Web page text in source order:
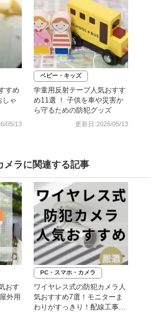
すめ
しゃ
05/13
ベビー・キッズ
学童用反射テープ人気おすす
め11選 ！ 子供を車や災害か
ら守るための防犯グッズ
更新日:2026/05/13
メラに関連する記事
おす
外用
PC・スマホ・カメラ
ワイヤレス式の防犯カメラ人
気おすすめ7選！モニターま
わりがすっきり！配線工事も